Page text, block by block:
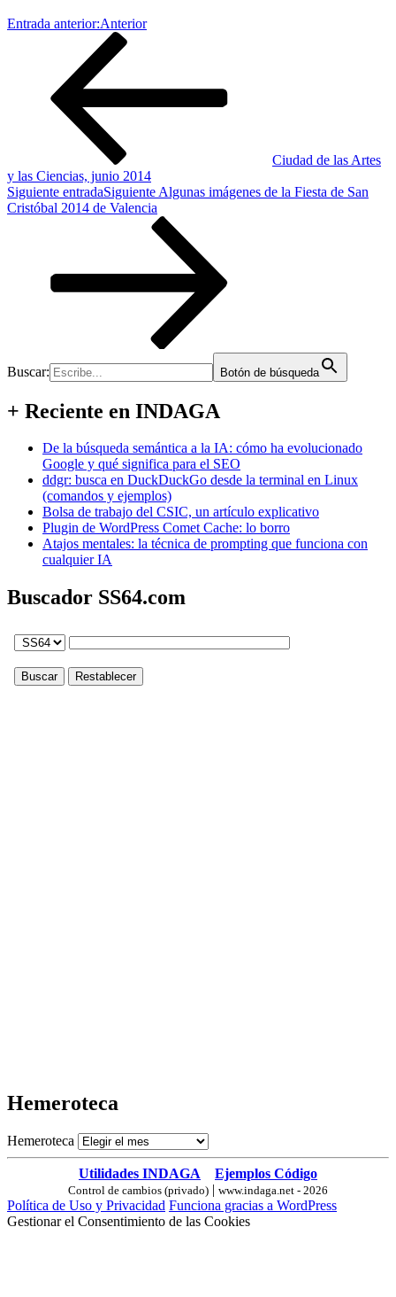
Entrada anterior:Anterior
Ciudad de las Artes
y las Ciencias, junio 2014
Siguiente entradaSiguiente Algunas imágenes de la Fiesta de San
Cristóbal 2014 de Valencia
Buscar: Botón de búsqueda
+ Reciente en INDAGA
De la búsqueda semántica a la IA: cómo ha evolucionado
Google y qué significa para el SEO
ddgr: busca en DuckDuckGo desde la terminal en Linux
(comandos y ejemplos)
Bolsa de trabajo del CSIC, un artículo explicativo
Plugin de WordPress Comet Cache: lo borro
Atajos mentales: la técnica de prompting que funciona con
cualquier IA
Buscador SS64.com
Hemeroteca
Hemeroteca
Utilidades INDAGA Ejemplos Código
Control de cambios (privado) | www.indaga.net - 2026
Política de Uso y Privacidad Funciona gracias a WordPress
Gestionar el Consentimiento de las Cookies